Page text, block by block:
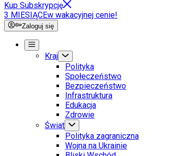
Kup Subskrypcję
3 MIESIĄCEw wakacyjnej cenie!
Zaloguj się
Kraj
Polityka
Społeczeństwo
Bezpieczeństwo
Infrastruktura
Edukacja
Zdrowie
Świat
Polityka zagraniczna
Wojna na Ukrainie